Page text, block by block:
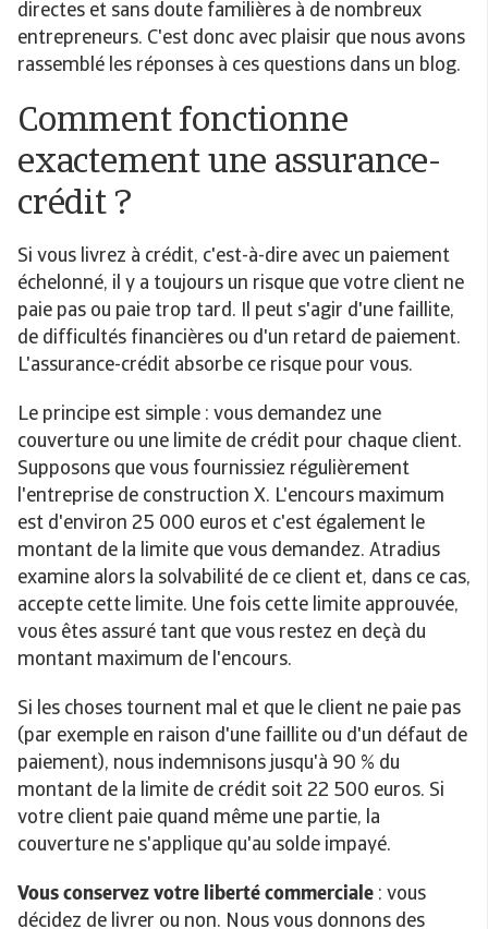
directes et sans doute familières à de nombreux
entrepreneurs. C'est donc avec plaisir que nous avons
rassemblé les réponses à ces questions dans un blog.
Comment fonctionne
exactement une assurance-
crédit ?
Si vous livrez à crédit, c'est-à-dire avec un paiement
échelonné, il y a toujours un risque que votre client ne
paie pas ou paie trop tard. Il peut s'agir d'une faillite,
de difficultés financières ou d'un retard de paiement.
L'assurance-crédit absorbe ce risque pour vous.
Le principe est simple : vous demandez une
couverture ou une limite de crédit pour chaque client.
Supposons que vous fournissiez régulièrement
l'entreprise de construction X. L'encours maximum
est d'environ 25 000 euros et c'est également le
montant de la limite que vous demandez. Atradius
examine alors la solvabilité de ce client et, dans ce cas,
accepte cette limite. Une fois cette limite approuvée,
vous êtes assuré tant que vous restez en deçà du
montant maximum de l'encours.
Si les choses tournent mal et que le client ne paie pas
(par exemple en raison d'une faillite ou d'un défaut de
paiement), nous indemnisons jusqu'à 90 % du
montant de la limite de crédit soit 22 500 euros. Si
votre client paie quand même une partie, la
couverture ne s'applique qu'au solde impayé.
Vous conservez votre liberté commerciale : vous
décidez de livrer ou non. Nous vous donnons des